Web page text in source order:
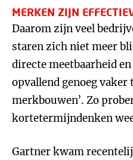
MERKEN ZIJN
Daarom zijn veel
staren zich niet meer
directe meetbaarheid
opvallend genoeg vaker
merkbouwen’. Zo
kortetermijndenken
Gartner kwam